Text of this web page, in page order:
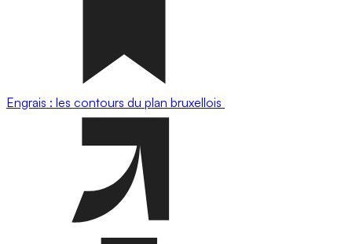
Engrais : les contours du plan bruxellois